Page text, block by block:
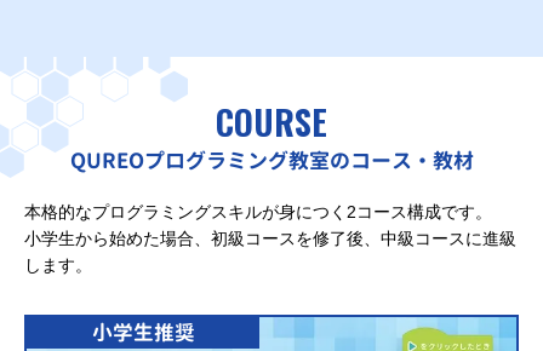
COURSE
QUREOプログラミング教室のコース・教材
本格的なプログラミングスキルが身につく2コース構成です。
小学生から始めた場合、初級コースを修了後、中級コースに進級
します。
小学生推奨